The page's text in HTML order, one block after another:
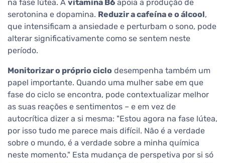
na fase lútea. A vitamina B6 apoia a produção de
serotonina e dopamina. Reduzir a cafeína e o álcool,
que intensificam a ansiedade e perturbam o sono, pode
alterar significativamente como se sentem neste
período.
Monitorizar o próprio ciclo desempenha também um
papel importante. Quando uma mulher sabe em que
fase do ciclo se encontra, pode contextualizar melhor
as suas reações e sentimentos – e em vez de
autocrítica dizer a si mesma: "Estou agora na fase lútea,
por isso tudo me parece mais difícil. Não é a verdade
sobre o mundo, é a verdade sobre a minha química
neste momento." Esta mudança de perspetiva por si só